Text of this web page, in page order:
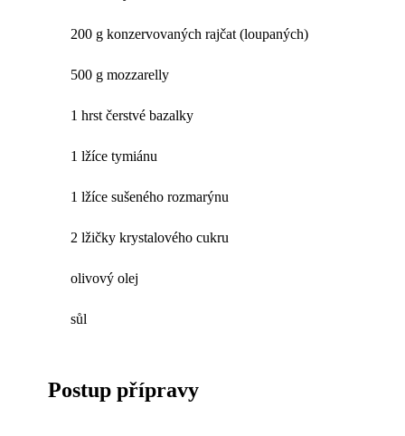
200 g konzervovaných rajčat (loupaných)
500 g mozzarelly
1 hrst čerstvé bazalky
1 lžíce tymiánu
1 lžíce sušeného rozmarýnu
2 lžičky krystalového cukru
olivový olej
sůl
Postup přípravy